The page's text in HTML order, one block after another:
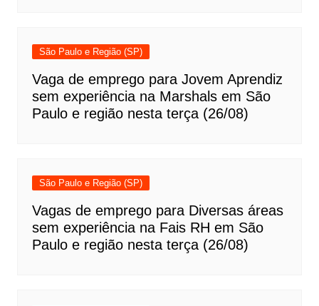
São Paulo e Região (SP)
Vaga de emprego para Jovem Aprendiz
sem experiência na Marshals em São
Paulo e região nesta terça (26/08)
São Paulo e Região (SP)
Vagas de emprego para Diversas áreas
sem experiência na Fais RH em São
Paulo e região nesta terça (26/08)